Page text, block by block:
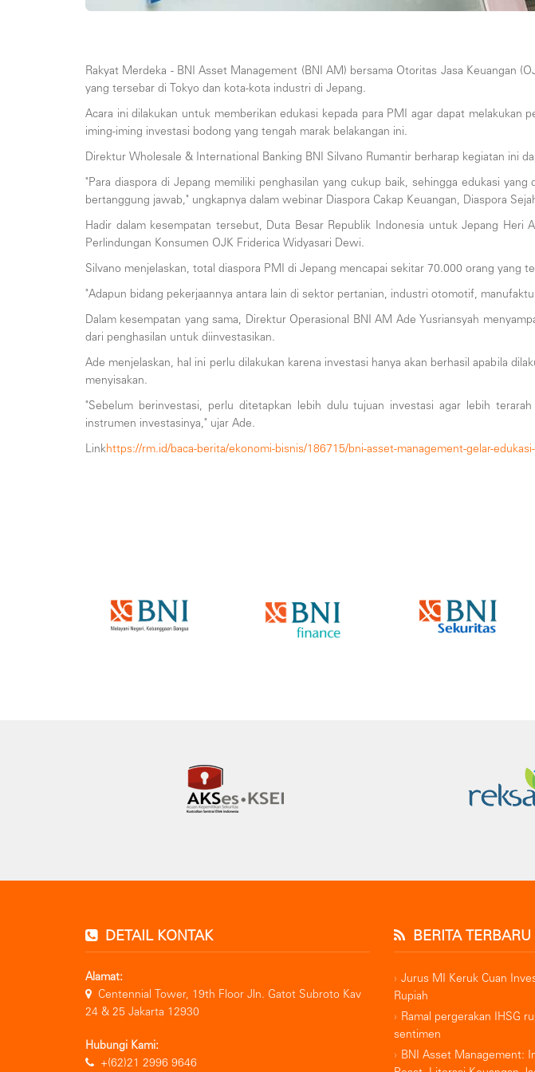
Rakyat Merdeka - BNI Asset Management (BNI AM) bersama Otoritas Jasa Keuangan
yang tersebar di Tokyo dan kota-kota industri di Jepang.
Acara ini dilakukan untuk memberikan edukasi kepada para PMI agar dapat
iming-iming investasi bodong yang tengah marak belakangan ini.
Direktur Wholesale & International Banking BNI Silvano Rumantir berharap kegiatan ini
"Para diaspora di Jepang memiliki penghasilan yang cukup baik, sehingga edukasi
bertanggung jawab," ungkapnya dalam webinar Diaspora Cakap Keuangan, Diaspora
Hadir dalam kesempatan tersebut, Duta Besar Republik Indonesia untuk Jepang Heri
Perlindungan Konsumen OJK Friderica Widyasari Dewi.
Silvano menjelaskan, total diaspora PMI di Jepang mencapai sekitar 70.000 orang yang
"Adapun bidang pekerjaannya antara lain di sektor pertanian, industri otomotif,
Dalam kesempatan yang sama, Direktur Operasional BNI AM Ade Yusriansyah
dari penghasilan untuk diinvestasikan.
Ade menjelaskan, hal ini perlu dilakukan karena investasi hanya akan berhasil apabila
menyisakan.
"Sebelum berinvestasi, perlu ditetapkan lebih dulu tujuan investasi agar lebih
instrumen investasinya," ujar Ade.
Linkhttps://rm.id/baca-berita/ekonomi-bisnis/186715/bni-asset-management-gelar-
DETAIL KONTAK
Alamat:
Centennial Tower, 19th Floor Jln. Gatot Subroto Kav
24 & 25 Jakarta 12930
Hubungi Kami:
+(62)21 2996 9646
BERITA TERBARU
Jurus MI Keruk Cuan
Rupiah
Ramal pergerakan IHSG
sentimen
BNI Asset Management: